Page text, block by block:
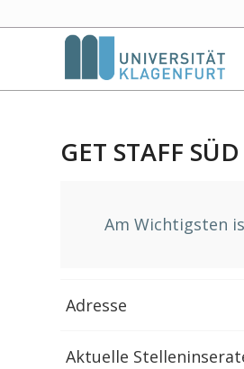
GET STAFF
Am Wichtigsten
Adresse
Aktuelle